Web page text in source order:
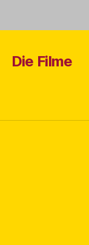
Die Filme